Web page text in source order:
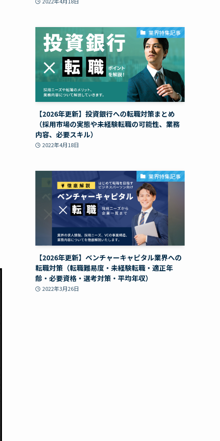
業界特集記事
【2026年更新】投資銀行への転職対策まとめ
（採用市場の実態や未経験転職の可能性、業務
内容、必要スキル）
2022年4月18日
業界特集記事
【2026年更新】ベンチャーキャピタル業界への
転職対策（転職難易度・未経験転職・適正年
齢・必要資格・選考対策・平均年収）
2022年3月26日